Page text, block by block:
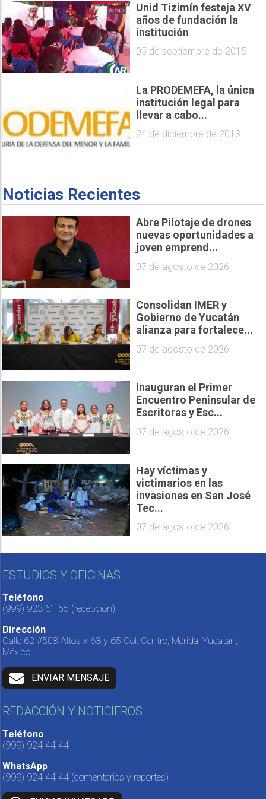
Unid Tizimín festeja XV
años de fundación la
institución
05 de septiembre de 2015
La PRODEMEFA, la única
institución legal para
llevar a cabo...
24 de diciembre de 2013
Noticias Recientes
Abre Pilotaje de drones
nuevas oportunidades a
joven emprend...
07 de agosto de 2026
Consolidan IMER y
Gobierno de Yucatán
alianza para fortalece...
07 de agosto de 2026
Inauguran el Primer
Encuentro Peninsular de
Escritoras y Esc...
07 de agosto de 2026
Hay víctimas y
victimarios en las
invasiones en San José
Tec...
07 de agosto de 2026
ESTUDIOS Y OFICINAS
Teléfono
(999) 923 61 55 (recepción)
Dirección
Calle 62 #508 Altos x 63 y 65 Col. Centro, Mérida, Yucatán,
México.
ENVIAR MENSAJE
REDACCIÓN Y NOTICIEROS
Teléfono
(999) 924 44 44
WhatsApp
(999) 924 44 44 (comentarios y reportes)